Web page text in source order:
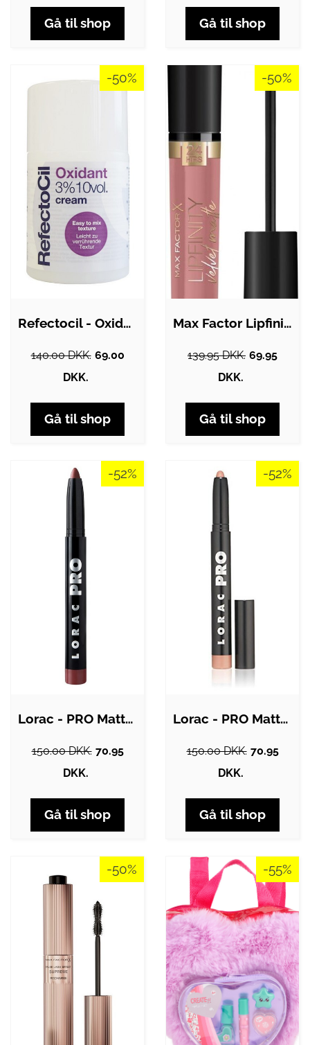
Gå til shop Gå til shop
-50%
Refectocil - Oxidant Creme - 100 ml
140.00 DKK. 69.00
DKK.
Gå til shop
-50%
Max Factor Lipfinity Velvet Matte…
139.95 DKK. 69.95
DKK.
Gå til shop
-52%
Lorac - PRO Matte Lip Color - Rosewood
150.00 DKK. 70.95
DKK.
Gå til shop
-52%
Lorac - PRO Matte Lip Color - Tawny
150.00 DKK. 70.95
DKK.
Gå til shop
-50% -55%